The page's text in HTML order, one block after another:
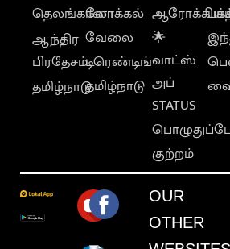
தெலங்கானா
ஆந்திர
பிரதேசம்
தமிழ்நாடு
லோக்கல்
வேலை
டிரெண்டிங்
தமிழ்நாடு
🌟
வாட்ஸ்
அப்
STATUS
குற்றம்
OUR
OTHER